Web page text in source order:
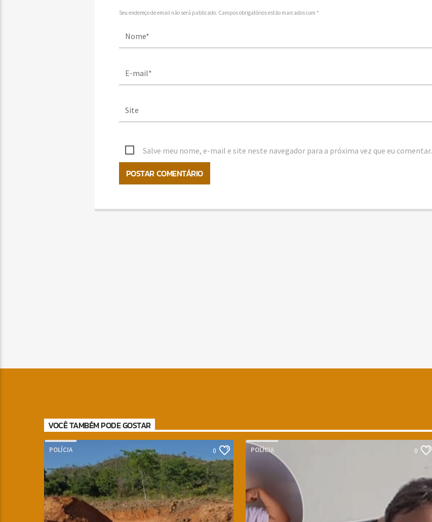
Seu endereço de email não será publicado. Campos obrigatórios estão marcados com *
Salve meu nome, e-mail e site neste navegador para a próxima vez que eu comentar.
VOCÊ TAMBÉM PODE GOSTAR
POLÍCIA 0 POLÍCIA 0